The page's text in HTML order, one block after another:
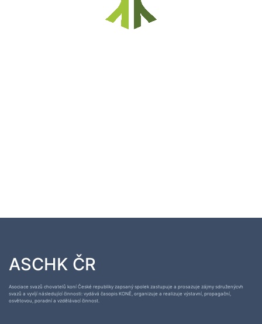
ASCHK ČR
Asociace svazů chovatelů koní České republiky zapsaný spolek zastupuje a prosazuje zájmy sdruženýcvh
svazů a vyvíjí následující činnosti: vydává časopis KONĚ, organizuje a realizuje výstavní, propagační,
osvětovou, poradní a vzdělávací činnost.